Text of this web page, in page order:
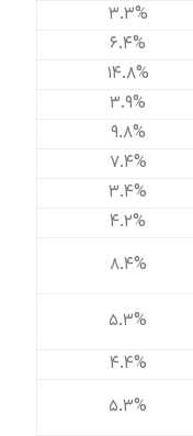
۳.۳%
۶.۴%
۱۴.۸%
۳.۹%
۹.۸%
۷.۴%
۳.۴%
۴.۲%
۸.۴%
۵.۳%
۴.۴%
۵.۳%